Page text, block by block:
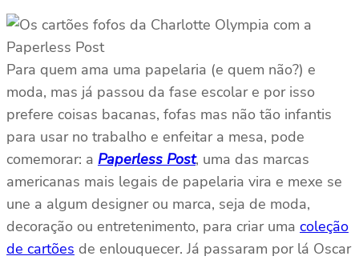
Para quem ama uma papelaria (e quem não?) e
moda, mas já passou da fase escolar e por isso
prefere coisas bacanas, fofas mas não tão infantis
para usar no trabalho e enfeitar a mesa, pode
comemorar: a Paperless Post, uma das marcas
americanas mais legais de papelaria vira e mexe se
une a algum designer ou marca, seja de moda,
decoração ou entretenimento, para criar uma coleção
de cartões de enlouquecer. Já passaram por lá Oscar